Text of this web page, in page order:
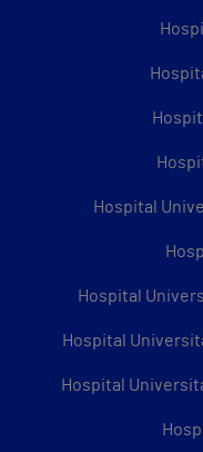
Hospital
Hospital
Hospital
Hospital